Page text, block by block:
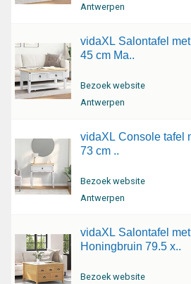
Antwerpen
vidaXL Salontafel
45 cm Ma..
Bezoek website
Antwerpen
vidaXL Console tafel
73 cm ..
Bezoek website
Antwerpen
vidaXL Salontafel
Honingbruin 79.5 x..
Bezoek website